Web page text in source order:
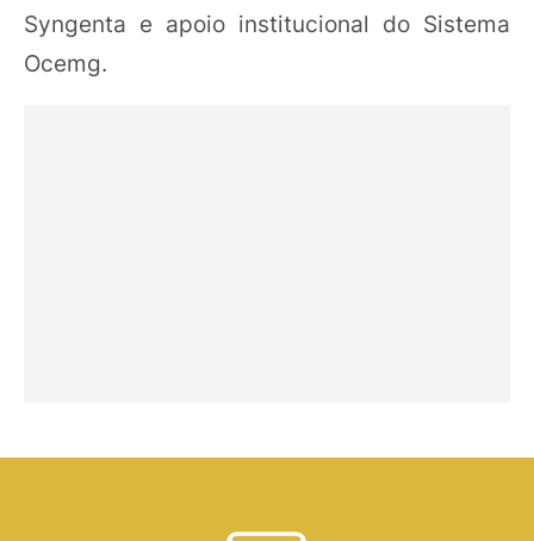
Syngenta e apoio institucional do Sistema
Ocemg.